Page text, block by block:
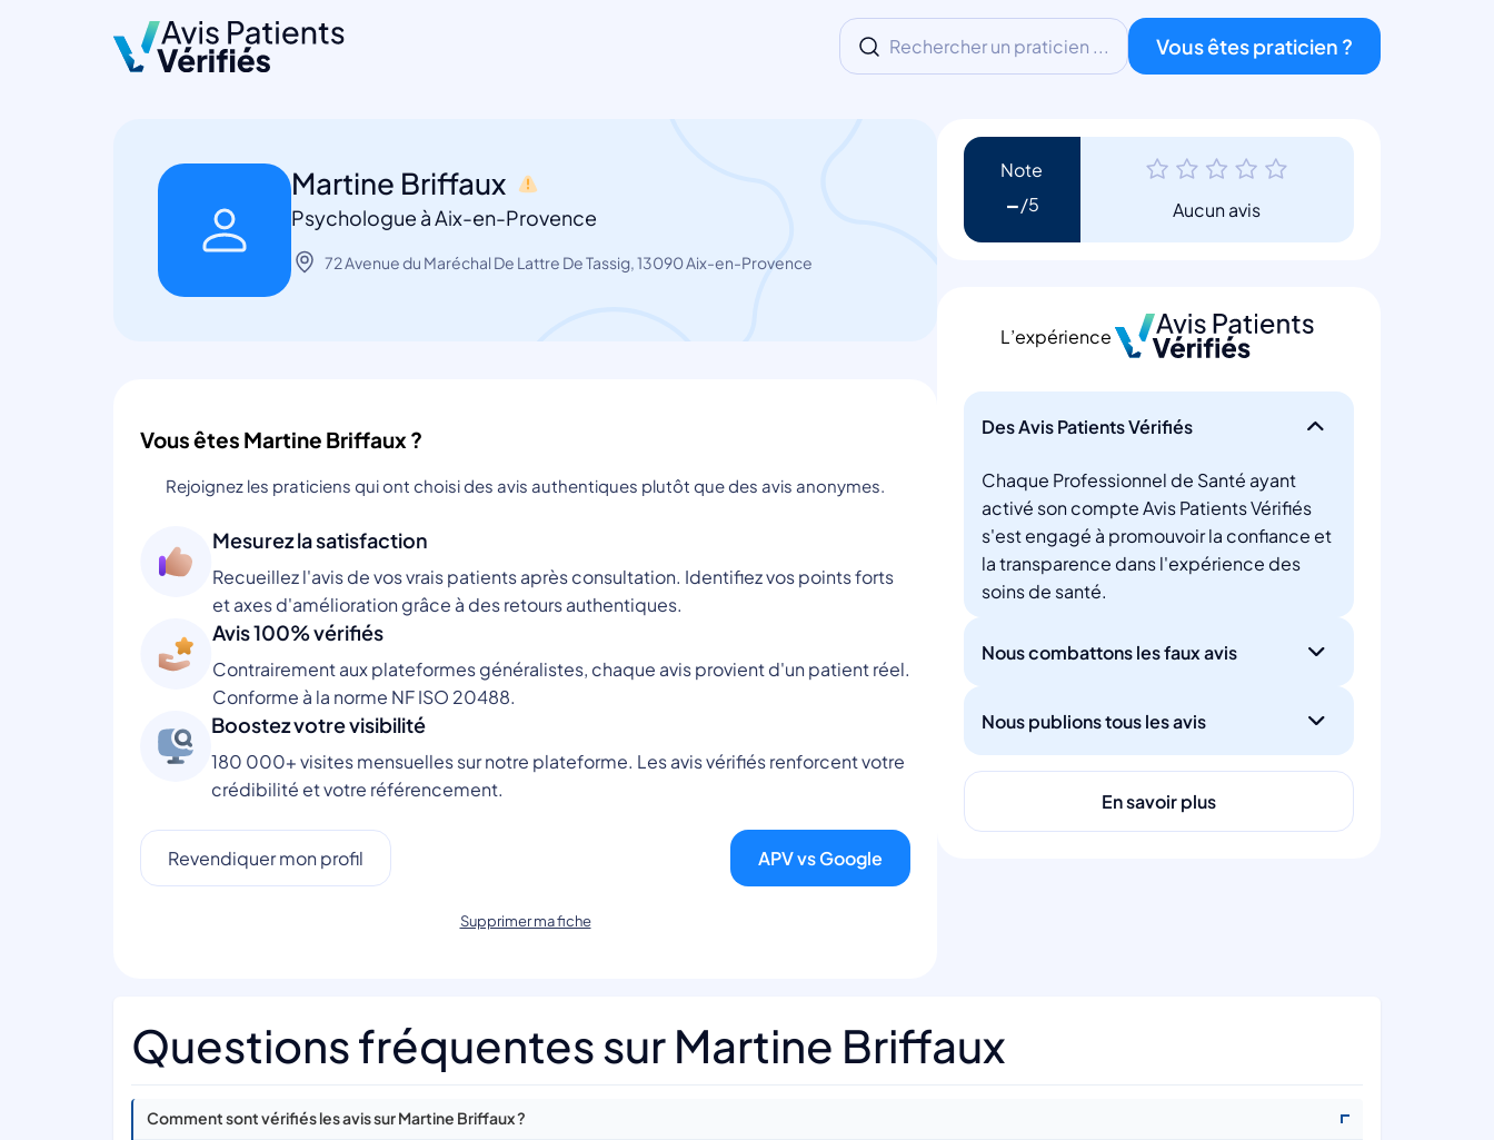
Rechercher un praticien ... Vous êtes praticien ?
Martine Briffaux
Psychologue à Aix-en-Provence
72 Avenue du Maréchal De Lattre De Tassig, 13090 Aix-en-Provence
Vous êtes Martine Briffaux ?
Rejoignez les praticiens qui ont choisi des avis authentiques plutôt que des avis anonymes.
Mesurez la satisfaction
Recueillez l'avis de vos vrais patients après consultation. Identifiez vos points forts
et axes d'amélioration grâce à des retours authentiques.
Avis 100% vérifiés
Contrairement aux plateformes généralistes, chaque avis provient d'un patient réel.
Conforme à la norme NF ISO 20488.
Boostez votre visibilité
180 000+ visites mensuelles sur notre plateforme. Les avis vérifiés renforcent votre
crédibilité et votre référencement.
Revendiquer mon profil APV vs Google
Supprimer ma fiche
Note
- Aucun avis
L’expérience
Des Avis Patients Vérifiés
Chaque Professionnel de Santé ayant
activé son compte Avis Patients Vérifiés
s'est engagé à promouvoir la confiance et
la transparence dans l'expérience des
soins de santé.
Nous combattons les faux avis
Nous publions tous les avis
En savoir plus
Questions fréquentes sur Martine Briffaux
Comment sont vérifiés les avis sur Martine Briffaux ?